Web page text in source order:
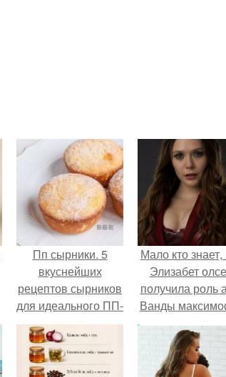
Пп сырники. 5
вкуснейших
рецептов сырников
для идеального ПП-
завтрака.
Мало кто знает,
Элизабет
получила роль
Ванды
не сразу.